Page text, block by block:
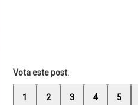
Vota este post:
1 2 3 4 5